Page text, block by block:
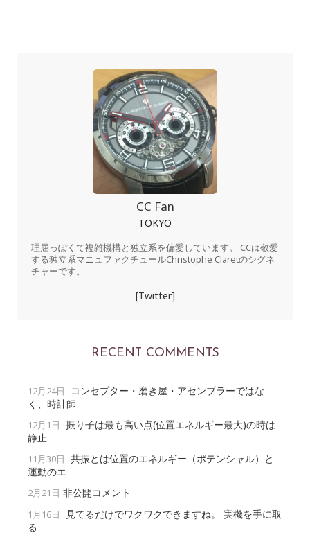
CC Fan
TOKYO
理屈っぽくて複雑機構と独立系を偏愛しています。 CCは敬愛
する独立系マニュファクチュールChristophe Claretのシグネ
チャーです。
[Twitter]
RECENT COMMENTS
12月24日
コンセプター・磨き屋・アセンブラーではな
く、時計師
12月1日 振り子は最も高い点(位置エネルギー最大)の時は
静止
11月30日 共振とは位置のエネルギー（ポテンシャル）と
運動のエ
2月21日 非公開コメント
1月16日
見てるだけでワクワクできますね。 実機を手に取
る